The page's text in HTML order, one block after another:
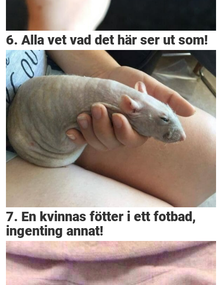
6. Alla vet vad det här ser ut som!
7. En kvinnas fötter i ett fotbad,
ingenting annat!